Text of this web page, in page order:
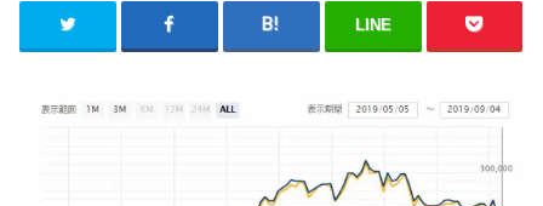
LINE